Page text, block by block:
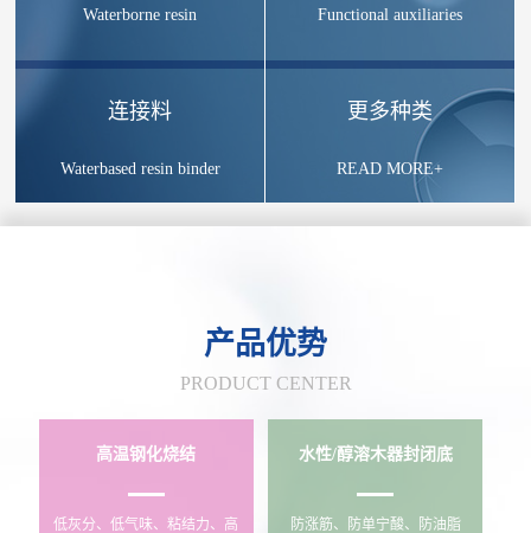
Waterborne resin Functional auxiliaries
连接料
Waterbased resin binder
更多种类
READ MORE+
产品优势
PRODUCT CENTER
高温钢化烧结
低灰分、低气味、粘结力、高
水性/醇溶木器封闭底
防涨筋、防单宁酸、防油脂